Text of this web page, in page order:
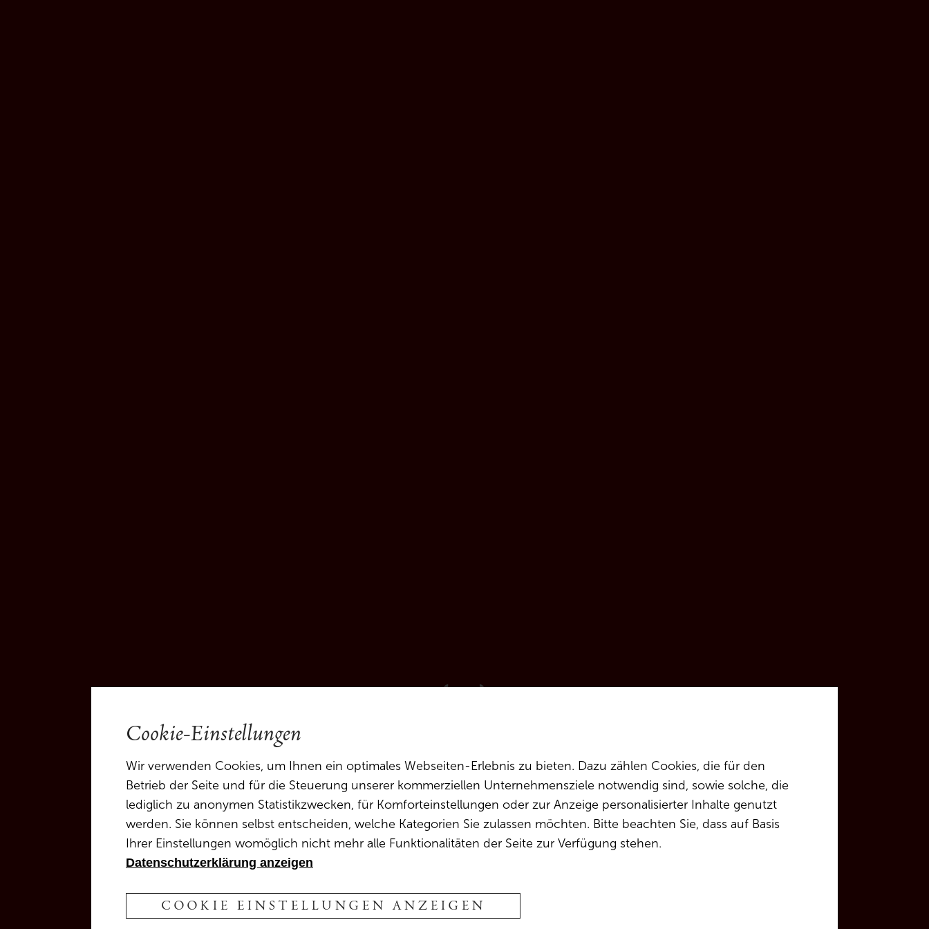
Cookie-Einstellungen
Wir verwenden Cookies, um Ihnen ein optimales Webseiten-Erlebnis zu bieten. Dazu zählen Cookies, die für den
Betrieb der Seite und für die Steuerung unserer kommerziellen Unternehmensziele notwendig sind, sowie solche, die
lediglich zu anonymen Statistikzwecken, für Komforteinstellungen oder zur Anzeige personalisierter Inhalte genutzt
werden. Sie können selbst entscheiden, welche Kategorien Sie zulassen möchten. Bitte beachten Sie, dass auf Basis
Ihrer Einstellungen womöglich nicht mehr alle Funktionalitäten der Seite zur Verfügung stehen.
Datenschutzerklärung anzeigen
COOKIE EINSTELLUNGEN ANZEIGEN